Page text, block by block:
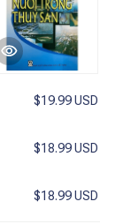
$19.99 USD
$18.99 USD
$18.99 USD